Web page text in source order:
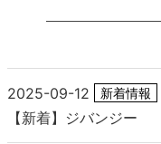
2025-09-12 新着情報
【新着】ジバンジー